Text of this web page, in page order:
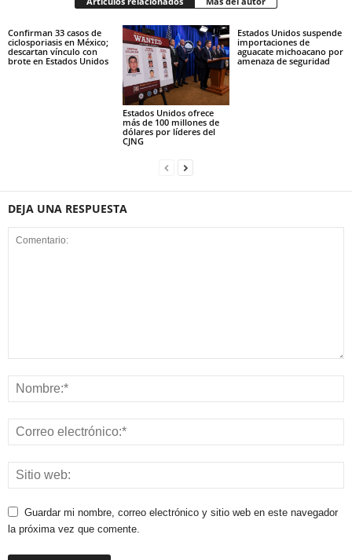
Confirman 33 casos de
ciclosporiasis en México;
descartan vínculo con
brote en Estados Unidos
Estados Unidos ofrece
más de 100 millones de
dólares por líderes del
CJNG
Estados Unidos suspende
importaciones de
aguacate michoacano por
amenaza de seguridad
DEJA UNA RESPUESTA
Guardar mi nombre, correo electrónico y sitio web en este navegador
la próxima vez que comente.